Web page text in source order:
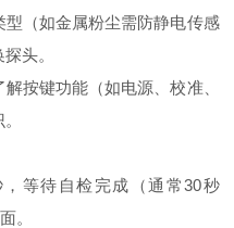
（如金属粉尘需防静电传感
头。
键功能（如电源、校准、
等待自检完成（通常30秒
。